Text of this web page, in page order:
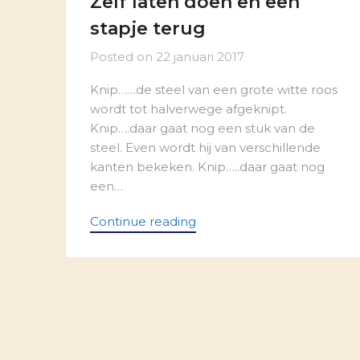
stapje terug
Posted on 22 januari 2017
Knip……de steel van een grote witte roos
wordt tot halverwege afgeknipt.
Knip….daar gaat nog een stuk van de
steel. Even wordt hij van verschillende
kanten bekeken. Knip…..daar gaat nog
een…
Continue reading